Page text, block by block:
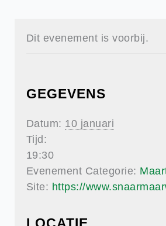
Dit evenement is voorbij.
GEGEVENS
Datum: 10 januari
Tijd:
19:30
Evenement Categorie:
Site: https://